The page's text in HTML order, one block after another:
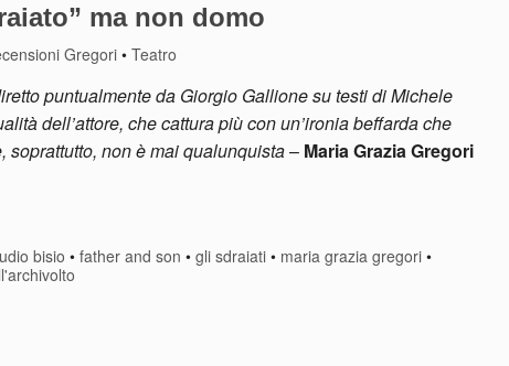
ma non domo
Gregori •Teatro
puntualmente da Giorgio Gallione su testi di Michele
dell’attore, che cattura più con un’ironia beffarda che
soprattutto, non è mai qualunquista– Maria Grazia Gregori
bisio •father and son •gli sdraiati • maria grazia gregori •